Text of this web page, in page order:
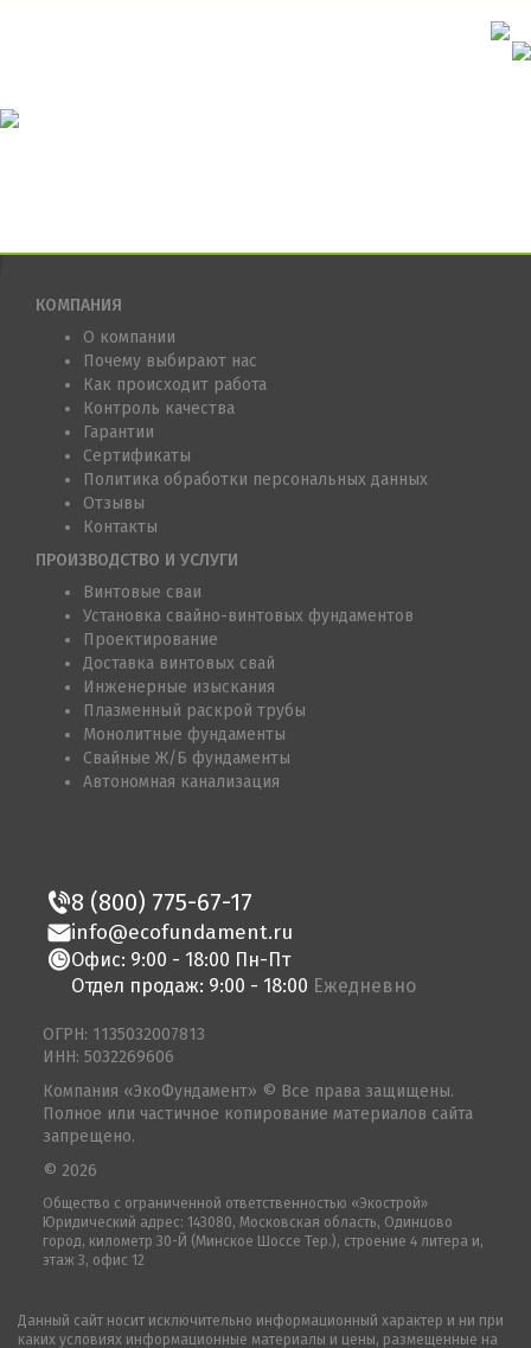
КОМПАНИЯ
О компании
Почему выбирают нас
Как происходит работа
Контроль качества
Гарантии
Сертификаты
Политика обработки персональных данных
Отзывы
Контакты
ПРОИЗВОДСТВО И УСЛУГИ
Винтовые сваи
Установка свайно-винтовых фундаментов
Проектирование
Доставка винтовых свай
Инженерные изыскания
Плазменный раскрой трубы
Монолитные фундаменты
Свайные Ж/Б фундаменты
Автономная канализация
8 (800) 775-67-17
info@ecofundament.ru
Офис: 9:00 - 18:00 Пн-Пт
Отдел продаж: 9:00 - 18:00 Ежедневно
Общество с ограниченной ответственностью «Экострой»
Юридический адрес: 143080, Московская область, Одинцово
город, километр 30-Й (Минское Шоссе Тер.), строение 4 литера и,
этаж 3, офис 12
ОГРН: 1135032007813
ИНН: 5032269606
Компания «ЭкоФундамент» © Все права защищены.
Полное или частичное копирование материалов сайта
запрещено.
© 2026
Данный сайт носит исключительно информационный характер и ни при
каких условиях информационные материалы и цены, размещенные на